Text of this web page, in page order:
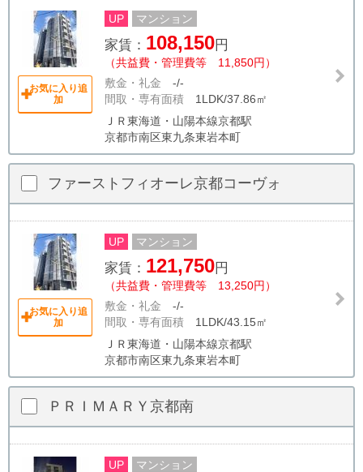
お気に入り追
加
UP マンション
家賃： 108,150円
（共益費・管理費等 11,850円）
敷金・礼金 -/-
間取・専有面積 1LDK/37.86㎡
ＪＲ東海道・山陽本線京都駅
京都市南区東九条東岩本町
ファーストフィオーレ京都コーヴォ
お気に入り追
加
UP マンション
家賃： 121,750円
（共益費・管理費等 13,250円）
敷金・礼金 -/-
間取・専有面積 1LDK/43.15㎡
ＪＲ東海道・山陽本線京都駅
京都市南区東九条東岩本町
ＰＲＩＭＡＲＹ京都南
UP マンション